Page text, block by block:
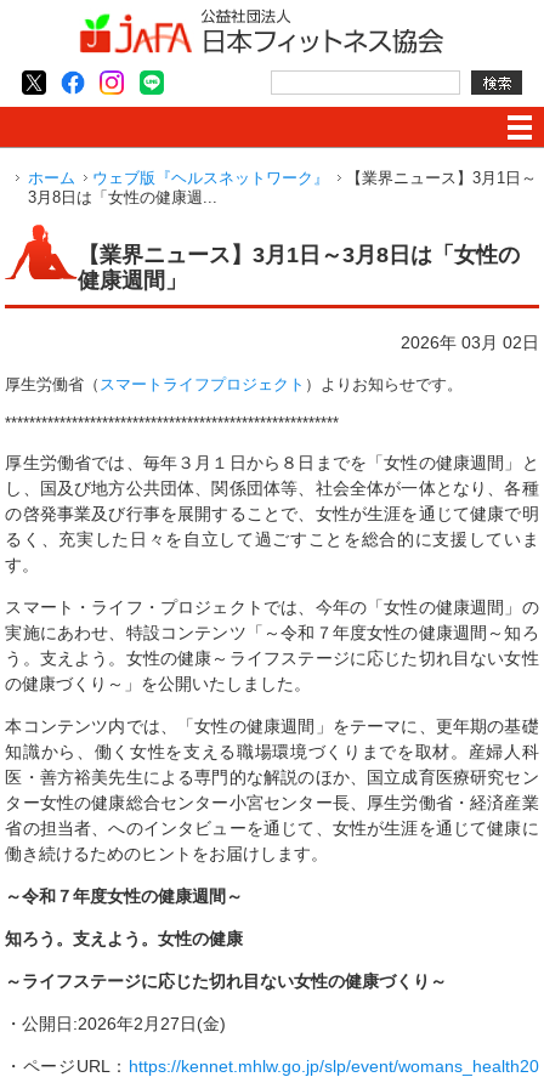
ホーム ウェブ版『ヘルスネットワーク』
【業界ニュース】3月1日～
3月8日は「女性の健康週...
【業界ニュース】3月1日～3月8日は「女性の
健康週間」
2026年 03月 02日
厚生労働省（ スマートライフプロジェクト ）よりお知らせです。
*******************************************************
厚生労働省では、毎年３月１日から８日までを「女性の健康週間」と
し、国及び地方公共団体、関係団体等、社会全体が一体となり、各種
の啓発事業及び行事を展開することで、女性が生涯を通じて健康で明
るく、充実した日々を自立して過ごすことを総合的に支援していま
す。
スマート・ライフ・プロジェクトでは、今年の「女性の健康週間」の
実施にあわせ、特設コンテンツ「～令和７年度女性の健康週間～知ろ
う。支えよう。女性の健康～ライフステージに応じた切れ目ない女性
の健康づくり～」を公開いたしました。
本コンテンツ内では、「女性の健康週間」をテーマに、更年期の基礎
知識から、働く女性を支える職場環境づくりまでを取材。産婦人科
医・善方裕美先生による専門的な解説のほか、国立成育医療研究セン
ター女性の健康総合センター小宮センター長、厚生労働省・経済産業
省の担当者、へのインタビューを通じて、女性が生涯を通じて健康に
働き続けるためのヒントをお届けします。
～令和７年度女性の健康週間～
知ろう。支えよう。女性の健康
～ライフステージに応じた切れ目ない女性の健康づくり～
・公開日:2026年2月27日(金)
・ページURL： https://kennet.mhlw.go.jp/slp/event/womans_health20